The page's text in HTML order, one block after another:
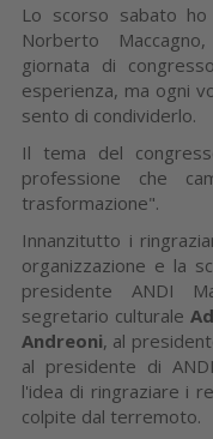
Lo scorso sabato
Norberto
giornata di
esperienza, ma ogni
sento di condividerlo.
Il tema del
professione che
trasformazione".
Innanzitutto i
organizzazione e la
presidente ANDI
segretario culturale
Andreoni, al
al presidente di
l'idea di ringraziare i
colpite dal terremoto.